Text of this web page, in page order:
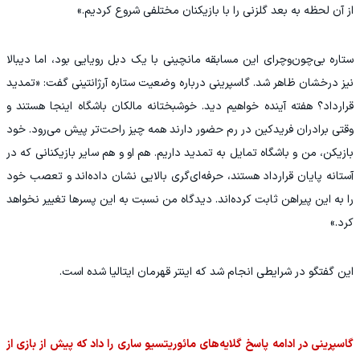
از آن لحظه به بعد گلزنی را با بازیکنان مختلفی شروع کردیم.»
ستاره بی‌چون‌وچرای این مسابقه مانچینی با یک دبل رویایی بود، اما دیبالا
نیز درخشان ظاهر شد. گاسپرینی درباره وضعیت ستاره آرژانتینی گفت: «تمدید
قرارداد؟ هفته آینده خواهیم دید. خوشبختانه مالکان باشگاه اینجا هستند و
وقتی برادران فریدکین در رم حضور دارند همه چیز راحت‌تر پیش می‌رود. خود
بازیکن، من و باشگاه تمایل به تمدید داریم. هم او و هم سایر بازیکنانی که در
آستانه پایان قرارداد هستند، حرفه‌ای‌گری بالایی نشان داده‌اند و تعصب خود
را به این پیراهن ثابت کرده‌اند. دیدگاه من نسبت به این پسرها تغییر نخواهد
کرد.»
این گفتگو در شرایطی انجام شد که اینتر قهرمان ایتالیا شده است.
گاسپرینی در ادامه پاسخ گلایه‌های مائوریتسیو ساری را داد که پیش از بازی از